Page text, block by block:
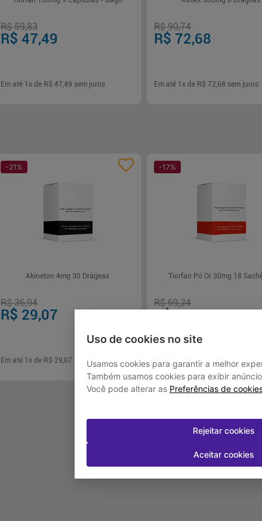
Uso de cookies no site
Usamos cookies para garantir a melhor
Também usamos cookies para exibir
Você pode alterar as Preferências de
Rejeitar cookies
Aceitar cookies
R$ 59,83
R$ 47,49
Em até 1x de R$ 47,49 sem juros
R$ 90,74
R$ 72,68
Em até 1x de R$ 72,68 sem juros
-21 %
Akineton 4mg 30 Drágeas
R$ 36,94
R$ 29,07
Em até 1x de R$ 29,07 sem juros
-17%
Tiorfan Pó Or 30mg 18
R$ 69,24
R$ 57,33
Em até 1 x de R$ 57,33sem juros
- 1 +